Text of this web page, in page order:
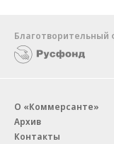
Благотворительный
О «Коммерсанте»
Архив
Контакты